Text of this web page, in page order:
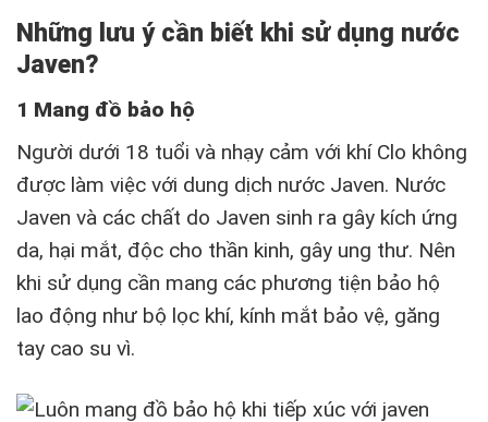
Những lưu ý cần biết khi sử dụng nước
Javen?
1 Mang đồ bảo hộ
Người dưới 18 tuổi và nhạy cảm với khí Clo không
được làm việc với dung dịch nước Javen. Nước
Javen và các chất do Javen sinh ra gây kích ứng
da, hại mắt, độc cho thần kinh, gây ung thư. Nên
khi sử dụng cần mang các phương tiện bảo hộ
lao động như bộ lọc khí, kính mắt bảo vệ, găng
tay cao su vì.